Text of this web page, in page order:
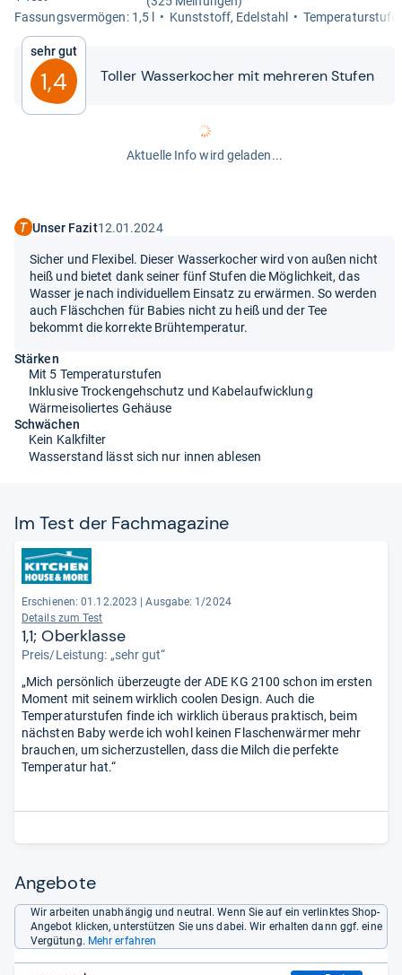
Fas­sungs­ver­mö­gen: 1,5 l
Kunst­stoff, Edel­stahl
Sehr gut
1,4 Tol­ler Was­ser­ko­cher mit meh­re­ren Stu­fen
Aktuelle Info wird geladen...
Unser Fazit12.01.2024
Sicher und Flexibel. Dieser Wasserkocher wird von außen nicht
heiß und bietet dank seiner fünf Stufen die Möglichkeit, das
Wasser je nach individuellem Einsatz zu erwärmen. So werden
auch Fläschchen für Babies nicht zu heiß und der Tee
bekommt die korrekte Brühtemperatur.
Stärken
Mit 5 Temperaturstufen
Inklusive Trockengehschutz und Kabelaufwicklung
Wärmeisoliertes Gehäuse
Schwächen
Kein Kalkfilter
Wasserstand lässt sich nur innen ablesen
Im Test der Fach­ma­ga­zine
Erschienen: 01.12.2023 | Ausgabe: 1/2024
Details zum Test
1,1; Oberklasse
Preis/Leistung: „sehr gut“
„Mich persönlich überzeugte der ADE KG 2100 schon im ersten
Moment mit seinem wirklich coolen Design. Auch die
Temperaturstufen finde ich wirklich überaus praktisch, beim
nächsten Baby werde ich wohl keinen Flaschenwärmer mehr
brauchen, um sicherzustellen, dass die Milch die perfekte
Temperatur hat.“
Angebote
Wir arbeiten unabhängig und neutral. Wenn Sie auf ein verlinktes Shop-
Angebot klicken, unterstützen Sie uns dabei. Wir erhalten dann ggf. eine
Vergütung. Mehr erfahren